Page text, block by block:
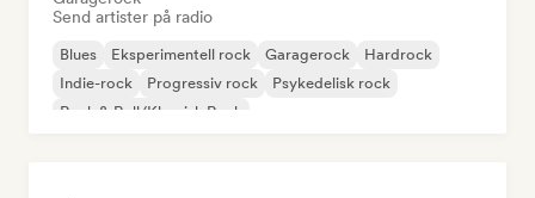
Send artister på radio
Blues Eksperimentell rock Garagerock
Hardrock
Indie-rock
Progressiv rock
Psykedelisk rock
Rock & Roll/Klassisk Rock